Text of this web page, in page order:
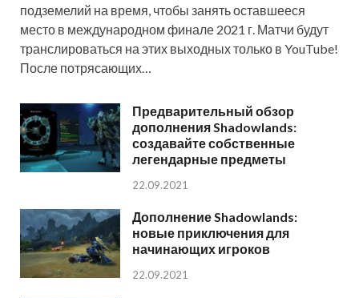
подземелий на время, чтобы занять оставшееся
место в международном финале 2021 г. Матчи будут
транслироваться на этих выходных только в YouTube!
После потрясающих…
Предварительный обзор
дополнения Shadowlands:
создавайте собственные
легендарные предметы
22.09.2021
Дополнение Shadowlands:
новые приключения для
начинающих игроков
22.09.2021